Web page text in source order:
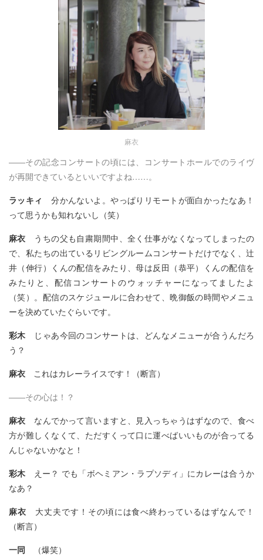
麻衣
――その記念コンサートの頃には、コンサートホールでのライヴ
が再開できているといいですよね……。
ラッキィ分かんないよ。やっぱりリモートが面白かったなあ！
って思うかも知れないし（笑）
麻衣 うちの父も自粛期間中、全く仕事がなくなってしまったの
で、私たちの出ているリビングルームコンサートだけでなく、辻
井（伸行）くんの配信をみたり、母は反田（恭平）くんの配信を
みたりと、配信コンサートのウォッチャーになってましたよ
（笑）。配信のスケジュールに合わせて、晩御飯の時間やメニュ
ーを決めていたぐらいです。
彩木
じゃあ今回のコンサートは、どんなメニューが合うんだろ
う？
麻衣 これはカレーライスです！（断言）
――その心は！？
麻衣 なんでかって言いますと、見入っちゃうはずなので、食べ
方が難しくなくて、ただすくって口に運べばいいものが合ってる
んじゃないかなと！
彩木
えー？ でも「ボヘミアン・ラプソディ」にカレーは合うか
なあ？
麻衣 大丈夫です！その頃には食べ終わっているはずなんで！
（断言）
一同
（爆笑）